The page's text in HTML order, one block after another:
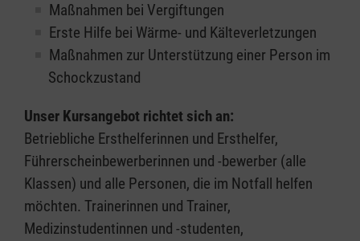
Maßnahmen bei Vergiftungen
Erste Hilfe bei Wärme- und Kälteverletzungen
Maßnahmen zur Unterstützung einer Person im
Schockzustand
Unser Kursangebot richtet sich an:
Betriebliche Ersthelferinnen und Ersthelfer,
Führerscheinbewerberinnen und -bewerber (alle
Klassen) und alle Personen, die im Notfall helfen
möchten. Trainerinnen und Trainer,
Medizinstudentinnen und -studenten,